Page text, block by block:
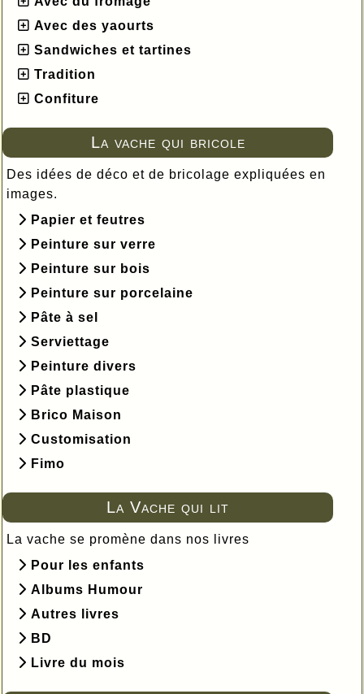
Avec des yaourts
Sandwiches et tartines
Tradition
Confiture
La vache qui bricole
Des idées de déco et de bricolage expliquées en
images.
Papier et feutres
Peinture sur verre
Peinture sur bois
Peinture sur porcelaine
Pâte à sel
Serviettage
Peinture divers
Pâte plastique
Brico Maison
Customisation
Fimo
La Vache qui lit
La vache se promène dans nos livres
Pour les enfants
Albums Humour
Autres livres
BD
Livre du mois